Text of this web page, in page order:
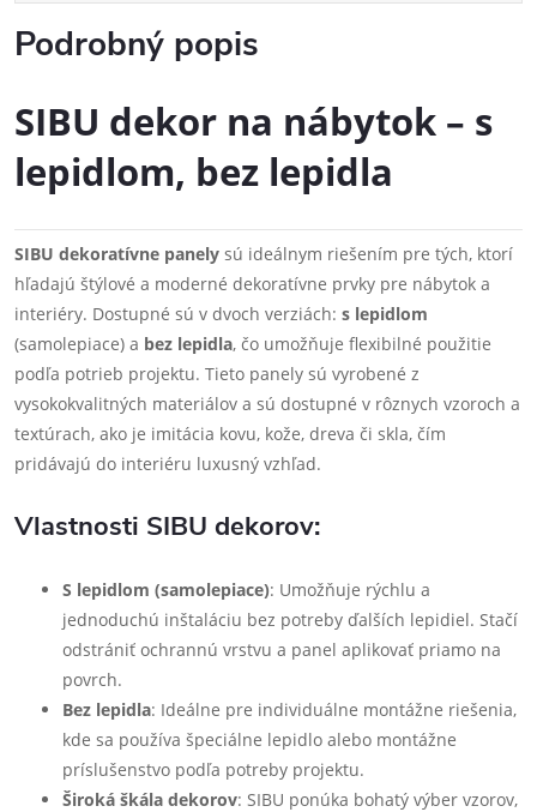
Podrobný popis
SIBU dekor na nábytok – s
lepidlom, bez lepidla
SIBU dekoratívne panely sú ideálnym riešením pre tých, ktorí
hľadajú štýlové a moderné dekoratívne prvky pre nábytok a
interiéry. Dostupné sú v dvoch verziách: s lepidlom
(samolepiace) a bez lepidla, čo umožňuje flexibilné použitie
podľa potrieb projektu. Tieto panely sú vyrobené z
vysokokvalitných materiálov a sú dostupné v rôznych vzoroch a
textúrach, ako je imitácia kovu, kože, dreva či skla, čím
pridávajú do interiéru luxusný vzhľad.
Vlastnosti SIBU dekorov:
S lepidlom (samolepiace): Umožňuje rýchlu a
jednoduchú inštaláciu bez potreby ďalších lepidiel. Stačí
odstrániť ochrannú vrstvu a panel aplikovať priamo na
povrch.
Bez lepidla: Ideálne pre individuálne montážne riešenia,
kde sa používa špeciálne lepidlo alebo montážne
príslušenstvo podľa potreby projektu.
Široká škála dekorov: SIBU ponúka bohatý výber vzorov,